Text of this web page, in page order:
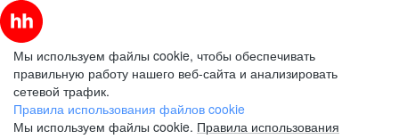
Мы используем файлы cookie, чтобы обеспечивать
правильную работу нашего веб-сайта и анализировать
сетевой трафик.
Правила использования файлов cookie
Мы используем файлы cookie. Правила использования